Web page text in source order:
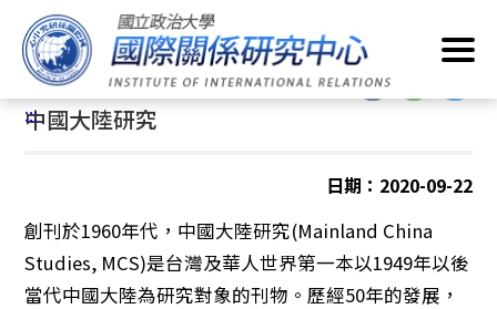
到
主
要
內
首頁/ 學術出版/學術期刊
:::
:::
中國大陸研究
日期：2020-09-22
創刊於1960年代，中國大陸研究(Mainland China
Studies, MCS)是台灣及華人世界第一本以1949年以後
當代中國大陸為研究對象的刊物。歷經50年的發展，